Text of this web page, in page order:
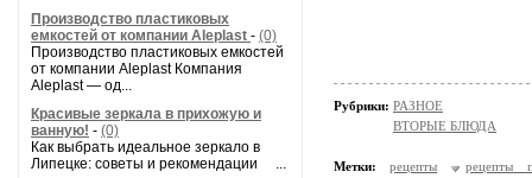
Производство пластиковых
емкостей от компании Aleplast - (0)
Производство пластиковых емкостей
от компании Aleplast Компания
Aleplast — од...
Красивые зеркала в прихожую и
ванную! - (0)
Как выбрать идеальное зеркало в
Липецке: советы и рекомендации ...
Рубрики: РАЗНОЕ
ВТОРЫЕ БЛЮДА
Метки: рецепты
рецепты